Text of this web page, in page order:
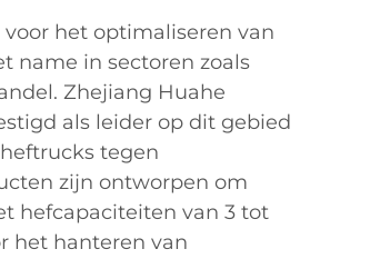
het optimaliseren van
name in sectoren zoals
Zhejiang Huahe
als leider op dit gebied
tegen
zijn ontworpen om
hefcapaciteiten van 3 tot
het hanteren van